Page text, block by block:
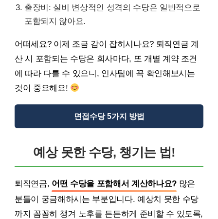
출장비: 실비 변상적인 성격의 수당은 일반적으로
포함되지 않아요.
어떠세요? 이제 조금 감이 잡히시나요? 퇴직연금 계
산 시 포함되는 수당은 회사마다, 또 개별 계약 조건
에 따라 다를 수 있으니, 인사팀에 꼭 확인해보시는
것이 중요해요!
면접수당 5가지 방법
예상 못한 수당, 챙기는 법!
퇴직연금, 어떤 수당을 포함해서 계산하나요?많은
분들이 궁금해하시는 부분입니다. 예상치 못한 수당
까지 꼼꼼히 챙겨 노후를 든든하게 준비할 수 있도록,